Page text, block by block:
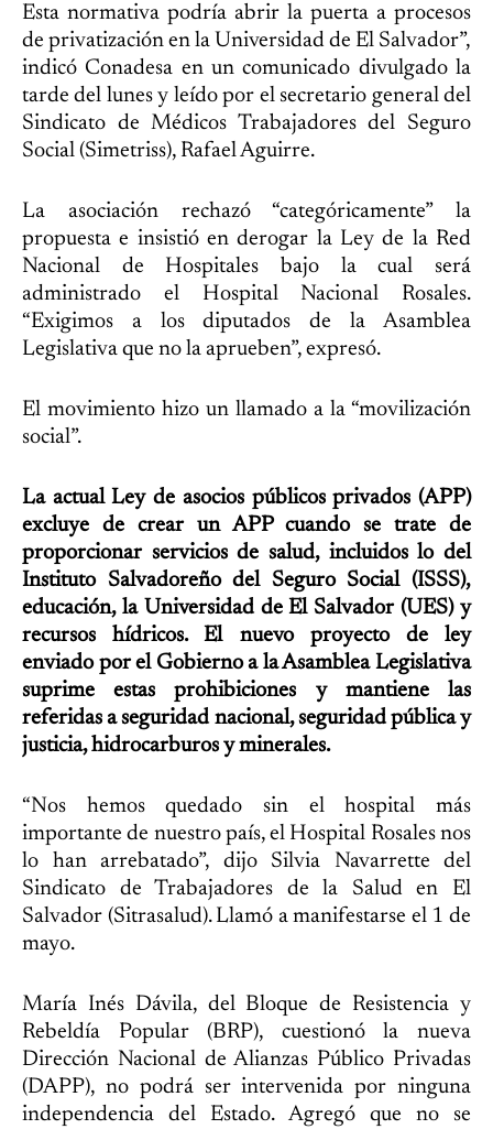
Esta normativa podría abrir la puerta a procesos
de privatización en la Universidad de El Salvador”,
indicó Conadesa en un comunicado divulgado la
tarde del lunes y leído por el secretario general del
Sindicato de Médicos Trabajadores del Seguro
Social (Simetriss), Rafael Aguirre.
La asociación rechazó “categóricamente” la
propuesta e insistió en derogar la Ley de la Red
Nacional de Hospitales bajo la cual será
administrado el Hospital Nacional Rosales.
“Exigimos a los diputados de la Asamblea
Legislativa que no la aprueben”, expresó.
El movimiento hizo un llamado a la “movilización
social”.
La actual Ley de asocios públicos privados (APP)
excluye de crear un APP cuando se trate de
proporcionar servicios de salud, incluidos lo del
Instituto Salvadoreño del Seguro Social (ISSS),
educación, la Universidad de El Salvador (UES) y
recursos hídricos. El nuevo proyecto de ley
enviado por el Gobierno a la Asamblea Legislativa
suprime estas prohibiciones y mantiene las
referidas a seguridad nacional, seguridad pública y
justicia, hidrocarburos y minerales.
“Nos hemos quedado sin el hospital más
importante de nuestro país, el Hospital Rosales nos
lo han arrebatado”, dijo Silvia Navarrette del
Sindicato de Trabajadores de la Salud en El
Salvador (Sitrasalud). Llamó a manifestarse el 1 de
mayo.
María Inés Dávila, del Bloque de Resistencia y
Rebeldía Popular (BRP), cuestionó la nueva
Dirección Nacional de Alianzas Público Privadas
(DAPP), no podrá ser intervenida por ninguna
independencia del Estado. Agregó que no se